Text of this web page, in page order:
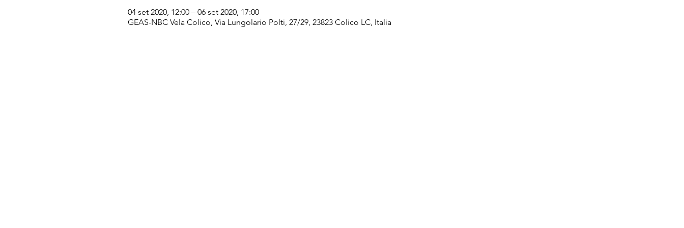
04 set 2020, 12:00 – 06 set 2020, 17:00
GEAS-NBC Vela Colico, Via Lungolario Polti, 27/29, 23823 Colico LC, Italia